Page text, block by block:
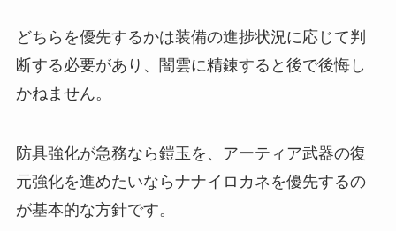
どちらを優先するかは装備の進捗状況に応じて判
断する必要があり、闇雲に精錬すると後で後悔し
かねません。
防具強化が急務なら鎧玉を、アーティア武器の復
元強化を進めたいならナナイロカネを優先するの
が基本的な方針です。